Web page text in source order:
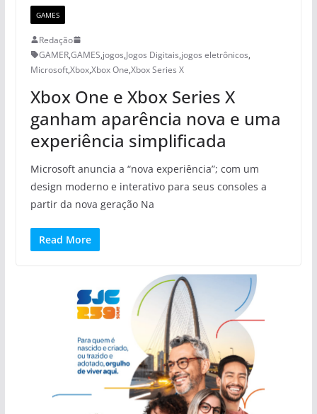
GAMES
Redação
GAMER,GAMES,jogos,Jogos Digitais,jogos eletrônicos,
Microsoft,Xbox,Xbox One,Xbox Series X
Xbox One e Xbox Series X
ganham aparência nova e uma
experiência simplificada
Microsoft anuncia a “nova experiência”; com um
design moderno e interativo para seus consoles a
partir da nova geração Na
Read More